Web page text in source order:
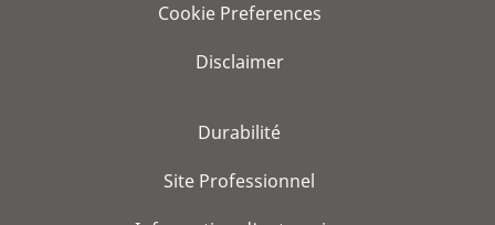
Cookie Preferences
Disclaimer
Durabilité
Site Professionnel